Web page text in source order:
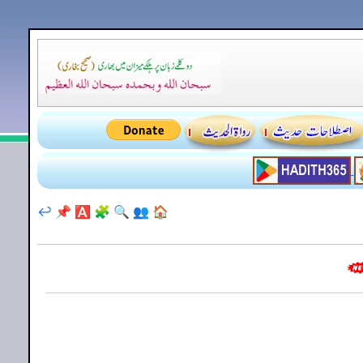
🏠
👥
🔍
🧩
🅰️
📌
↩️